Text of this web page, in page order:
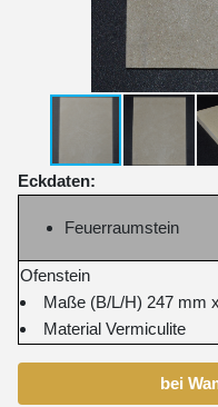
Eckdaten:
Feuerraumstein
Ofenstein
Maße (B/L/H) 247 mm
Material Vermiculite
bei